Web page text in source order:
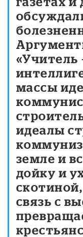
«Учитель
массы
идеалы
земле и
дойку и
связь с